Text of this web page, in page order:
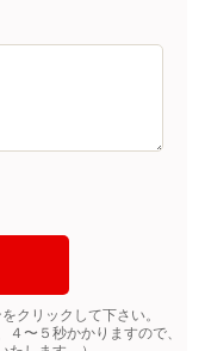
クリックして下さい。
４〜５秒かかりますので、